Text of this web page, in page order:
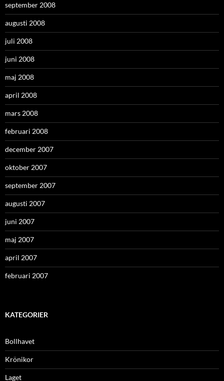
september 2008
augusti 2008
juli 2008
juni 2008
maj 2008
april 2008
mars 2008
februari 2008
december 2007
oktober 2007
september 2007
augusti 2007
juni 2007
maj 2007
april 2007
februari 2007
KATEGORIER
Bollhavet
Krönikor
Laget